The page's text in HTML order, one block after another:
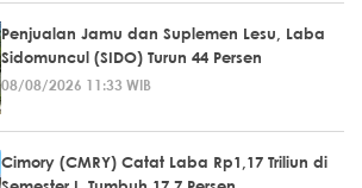
Penjualan Jamu dan Suplemen Lesu, Laba
Sidomuncul (SIDO) Turun 44 Persen
08/08/2026 11:33 WIB
Cimory (CMRY) Catat Laba Rp1,17 Triliun di